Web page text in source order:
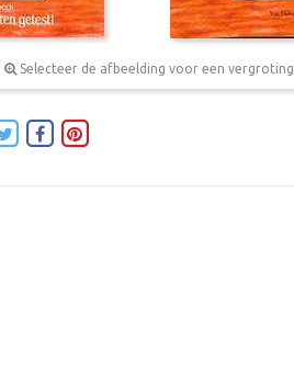
Selecteer de afbeelding voor een vergroting